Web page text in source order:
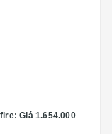
Giá 1.654.000